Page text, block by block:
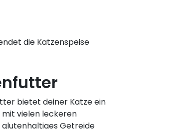
die Katzenspeise
bietet deiner Katze ein
vielen leckeren
glutenhaltiges Getreide